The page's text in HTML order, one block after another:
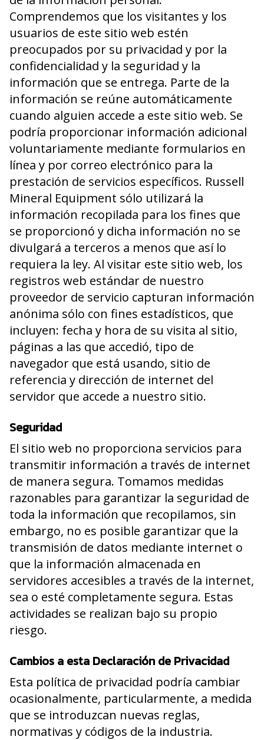
Comprendemos que los visitantes y los
usuarios de este sitio web estén
preocupados por su privacidad y por la
confidencialidad y la seguridad y la
información que se entrega. Parte de la
información se reúne automáticamente
cuando alguien accede a este sitio web. Se
podría proporcionar información adicional
voluntariamente mediante formularios en
línea y por correo electrónico para la
prestación de servicios específicos. Russell
Mineral Equipment sólo utilizará la
información recopilada para los fines que
se proporcionó y dicha información no se
divulgará a terceros a menos que así lo
requiera la ley. Al visitar este sitio web, los
registros web estándar de nuestro
proveedor de servicio capturan información
anónima sólo con fines estadísticos, que
incluyen: fecha y hora de su visita al sitio,
páginas a las que accedió, tipo de
navegador que está usando, sitio de
referencia y dirección de internet del
servidor que accede a nuestro sitio.
Seguridad
El sitio web no proporciona servicios para
transmitir información a través de internet
de manera segura. Tomamos medidas
razonables para garantizar la seguridad de
toda la información que recopilamos, sin
embargo, no es posible garantizar que la
transmisión de datos mediante internet o
que la información almacenada en
servidores accesibles a través de la internet,
sea o esté completamente segura. Estas
actividades se realizan bajo su propio
riesgo.
Cambios a esta Declaración de Privacidad
Esta política de privacidad podría cambiar
ocasionalmente, particularmente, a medida
que se introduzcan nuevas reglas,
normativas y códigos de la industria.